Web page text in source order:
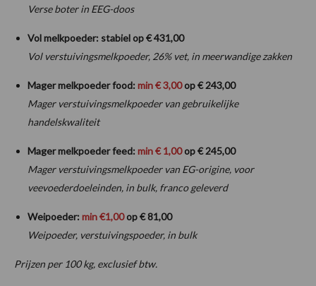
Verse boter in EEG-doos
Vol melkpoeder: stabiel op € 431,00
Vol verstuivingsmelkpoeder, 26% vet, in meerwandige zakken
Mager melkpoeder food: min € 3,00op € 243,00
Mager verstuivingsmelkpoeder van gebruikelijke
handelskwaliteit
Mager melkpoeder feed: min € 1,00op € 245,00
Mager verstuivingsmelkpoeder van EG-origine, voor
veevoederdoeleinden, in bulk, franco geleverd
Weipoeder: min €1,00op € 81,00
Weipoeder, verstuivingspoeder, in bulk
Prijzen per 100 kg, exclusief btw.